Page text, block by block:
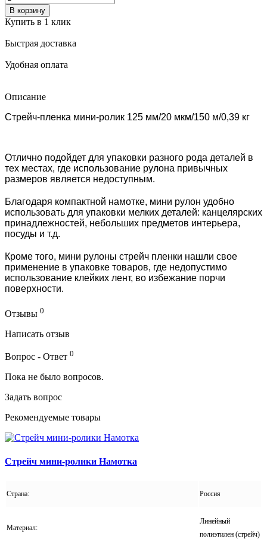
В корзину
Купить в 1 клик
Быстрая доставка
Удобная оплата
Описание
Стрейч-пленка мини-ролик 125 мм/20 мкм/150 м/0,39 кг
Отлично подойдет для упаковки разного рода деталей в
тех местах, где использование рулона привычных
размеров является недоступным.
Благодаря компактной намотке, мини рулон удобно
использовать для упаковки мелких деталей: канцелярских
принадлежностей, небольших предметов интерьера,
посуды и т.д.
Кроме того, мини рулоны стрейч пленки нашли свое
применение в упаковке товаров, где недопустимо
использование клейких лент, во избежание порчи
поверхности.
Отзывы 0
Написать отзыв
Вопрос - Ответ 0
Пока не было вопросов.
Задать вопрос
Рекомендуемые товары
Стрейч мини-ролики Намотка
Страна: Россия
Материал:
Линейный
полиэтилен (стрейч)